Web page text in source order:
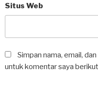
Situs Web
Simpan nama, email,
untuk komentar saya